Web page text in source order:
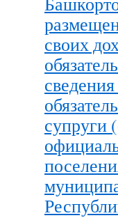
своих
супруги